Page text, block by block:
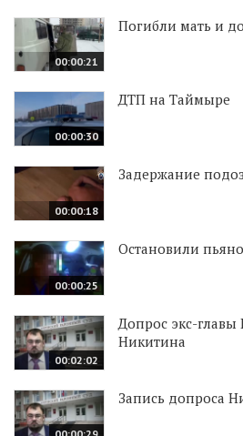
00:00:21
Погибли мать и
00:00:30
ДТП на Таймыре
00:00:18
Задержание
00:00:25
Остановили
00:02:02
Допрос экс-главы
Никитина
Запись допроса